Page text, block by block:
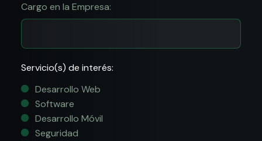
Cargo en la Empresa:
Servicio(s) de interés:
Desarrollo Web
Software
Desarrollo Móvil
Seguridad